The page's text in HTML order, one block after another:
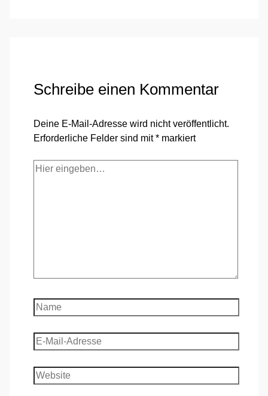
Schreibe einen Kommentar
Deine E-Mail-Adresse wird nicht veröffentlicht.
Erforderliche Felder sind mit* markiert
Hier
Name
E-
Mail-
Adresse
Website